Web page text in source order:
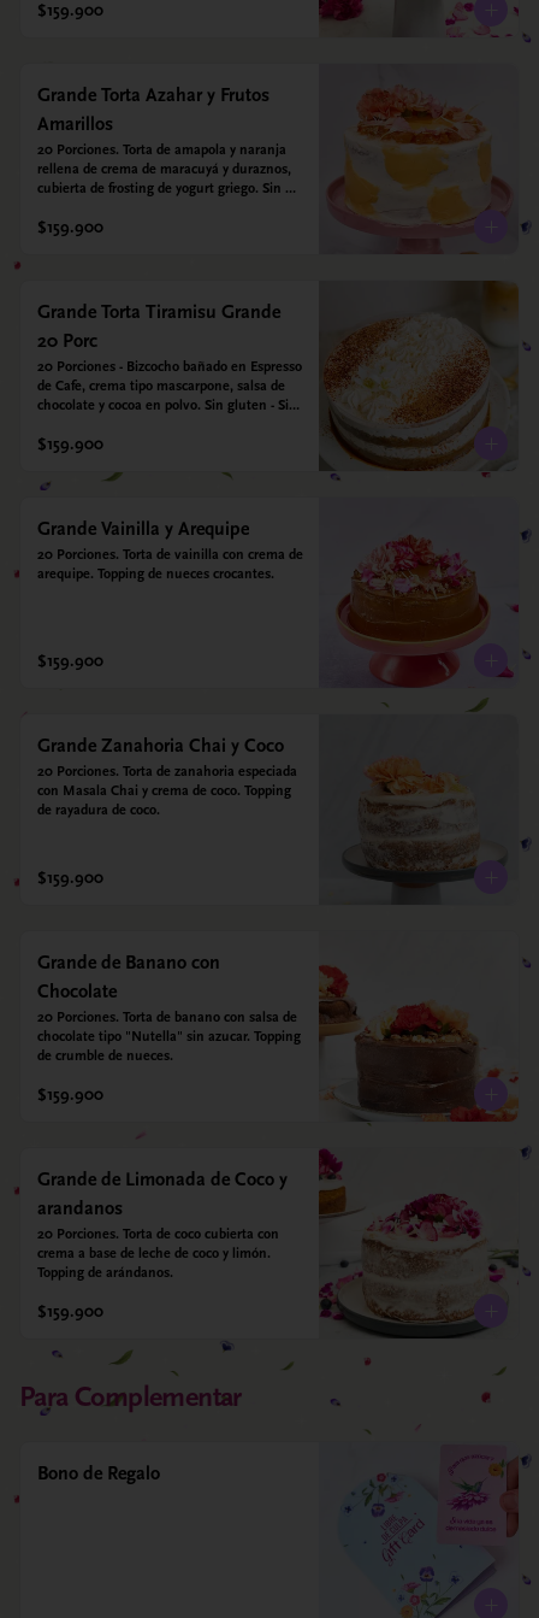
$159.900
Grande Torta Azahar y Frutos
Amarillos
20 Porciones. Torta de amapola y naranja
rellena de crema de maracuyá y duraznos,
cubierta de frosting de yogurt griego. Sin
$159.900
Grande Torta Tiramisu Grande
20 Porc
20 Porciones - Bizcocho bañado en Espresso
de Cafe, crema tipo mascarpone, salsa de
chocolate y cocoa en polvo. Sin gluten - Sin
$159.900
Grande Vainilla y Arequipe
20 Porciones. Torta de vainilla con crema de
arequipe. Topping de nueces crocantes.
$159.900
Grande Zanahoria Chai y Coco
20 Porciones. Torta de zanahoria especiada
con Masala Chai y crema de coco. Topping
de rayadura de coco.
$159.900
Grande de Banano con
Chocolate
20 Porciones. Torta de banano con salsa de
chocolate tipo "Nutella" sin azucar. Topping
de crumble de nueces.
$159.900
Grande de Limonada de Coco y
arandanos
20 Porciones. Torta de coco cubierta con
crema a base de leche de coco y limón.
Topping de arándanos.
$159.900
Para Complementar
Bono de Regalo